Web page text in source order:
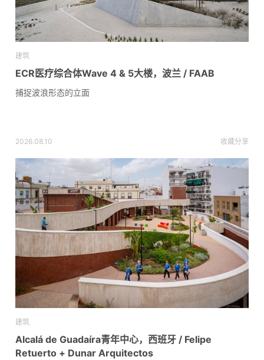
建筑
ECR医疗综合体Wave 4 & 5大楼，波兰 / FAAB
捕捉波浪形态的立面
2026.08.10 收藏分享
建筑
Alcalá de Guadaíra青年中心，西班牙 / Felipe
Retuerto + Dunar Arquitectos